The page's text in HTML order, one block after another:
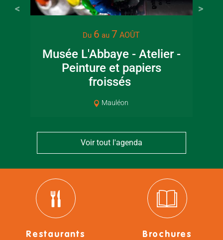
Du 6 au 7 AOÛT
Musée L'Abbaye - Atelier -
Peinture et papiers
froissés
Mauléon
Voir tout l'agenda
Restaurants Brochures